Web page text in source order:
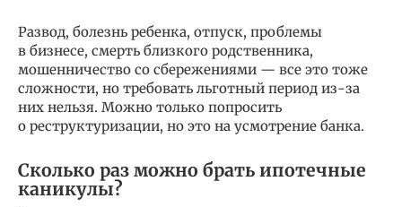
Развод, болезнь ребенка, отпуск, проблемы
в бизнесе, смерть близкого родственника,
мошенничество со сбережениями — все это тоже
сложности, но требовать льготный период из-за
них нельзя. Можно только попросить
о реструктуризации, но это на усмотрение банка.
Сколько раз можно брать ипотечные
каникулы?